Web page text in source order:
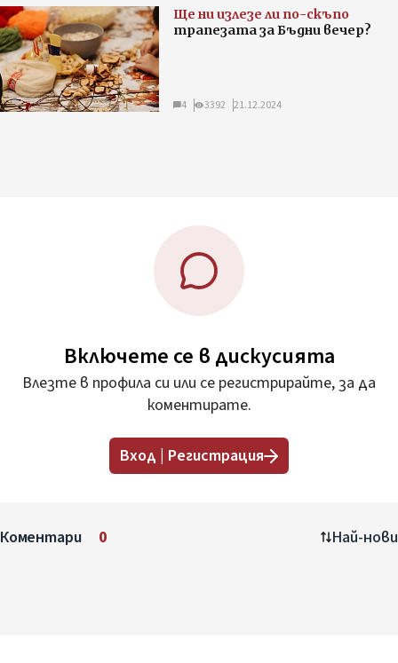
Ще ни излезе ли по-скъпо
трапезата за Бъдни вечер?
4 3392 21.12.2024
Включете се в дискусията
Влезте в профила си или се регистрирайте, за да
коментирате.
Вход | Регистрация
Коментари 0 Най-нови